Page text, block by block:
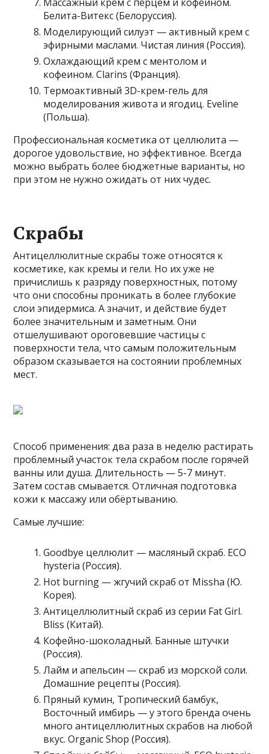
Белита-Витекс (Белоруссия).
Моделирующий силуэт — активный крем с
эфирными маслами. Чистая линия (Россия).
Охлаждающий крем с ментолом и
кофеином. Clarins (Франция).
Термоактивный 3D-крем-гель для
моделирования живота и ягодиц. Eveline
(Польша).
Профессиональная косметика от целлюлита —
дорогое удовольствие, но эффективное. Всегда
можно выбрать более бюджетные варианты, но
при этом не нужно ожидать от них чудес.
Скрабы
Антицеллюлитные скрабы тоже относятся к
косметике, как кремы и гели. Но их уже не
причислишь к разряду поверхностных, потому
что они способны проникать в более глубокие
слои эпидермиса. А значит, и действие будет
более значительным и заметным. Они
отшелушивают ороговевшие частицы с
поверхности тела, что самым положительным
образом сказывается на состоянии проблемных
мест.
Способ применения: два раза в неделю растирать
проблемный участок тела скрабом после горячей
ванны или душа. Длительность — 5-7 минут.
Затем состав смывается. Отличная подготовка
кожи к массажу или обёртыванию.
Самые лучшие:
Goodbyе целлюлит — масляный скраб. ECO
hysteria (Россия).
Hot burning — жгучий скраб от Missha (Ю.
Корея).
Антицеллюлитный скраб из серии Fat Girl.
Bliss (Китай).
Кофейно-шоколадный. Банные штучки
(Россия).
Лайм и апельсин — скраб из морской соли.
Домашние рецепты (Россия).
Пряный кумин, Тропический бамбук,
Восточный имбирь — у этого бренда очень
много антицеллюлитных скрабов на любой
вкус. Organic Shop (Россия).